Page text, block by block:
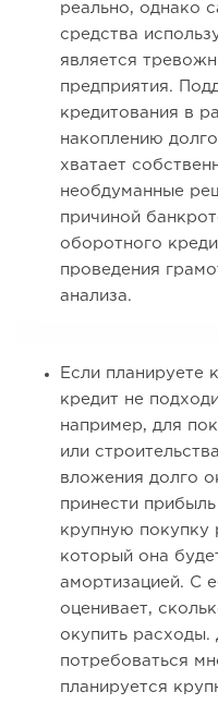
реально, однако
средства
является
предприятия.
кредитования в
накоплению
хватает
необдуманные
причиной
оборотного
проведения
анализа.
Если планируете
кредит не
например, для
или
вложения долго
принести
крупную покупку
который она
амортизацией. С
оценивает,
окупить
потребоваться
планируется